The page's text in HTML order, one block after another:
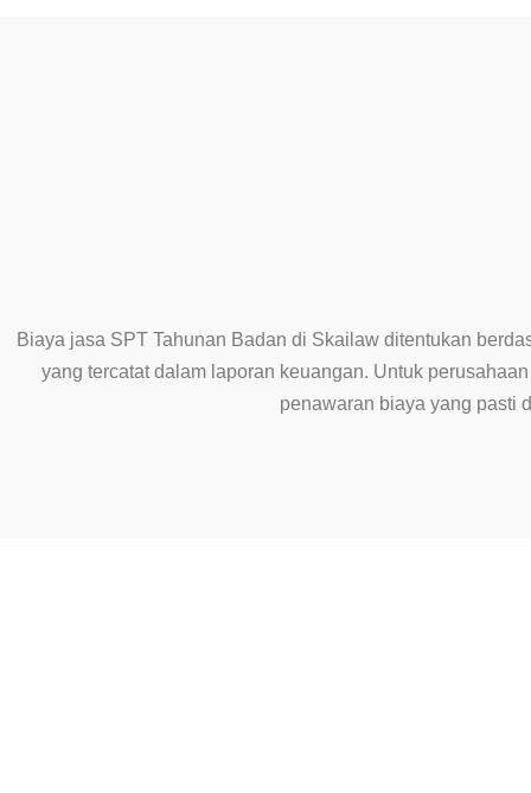
Biaya jasa SPT Tahunan Badan di Skailaw ditentukan
yang tercatat dalam laporan keuangan. Untuk
penawaran biaya yang pasti